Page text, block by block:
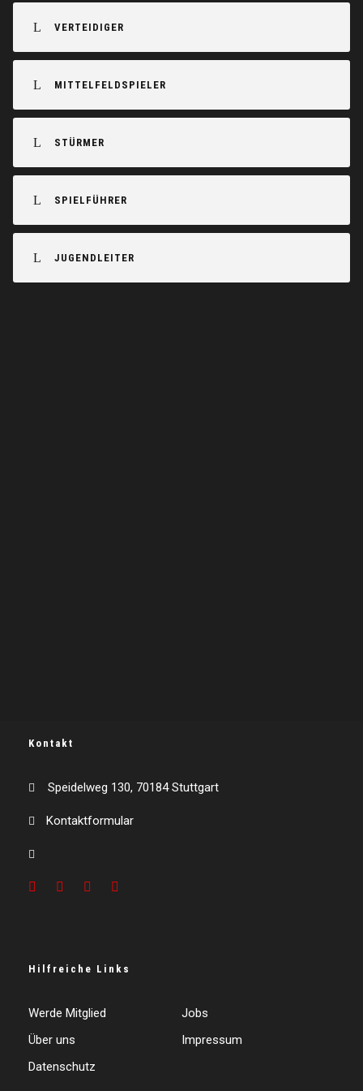
VERTEIDIGER
MITTELFELDSPIELER
STÜRMER
SPIELFÜHRER
JUGENDLEITER
Kontakt
Speidelweg 130, 70184 Stuttgart
Kontaktformular
Hilfreiche Links
Werde Mitglied
Jobs
Über uns
Impressum
Datenschutz